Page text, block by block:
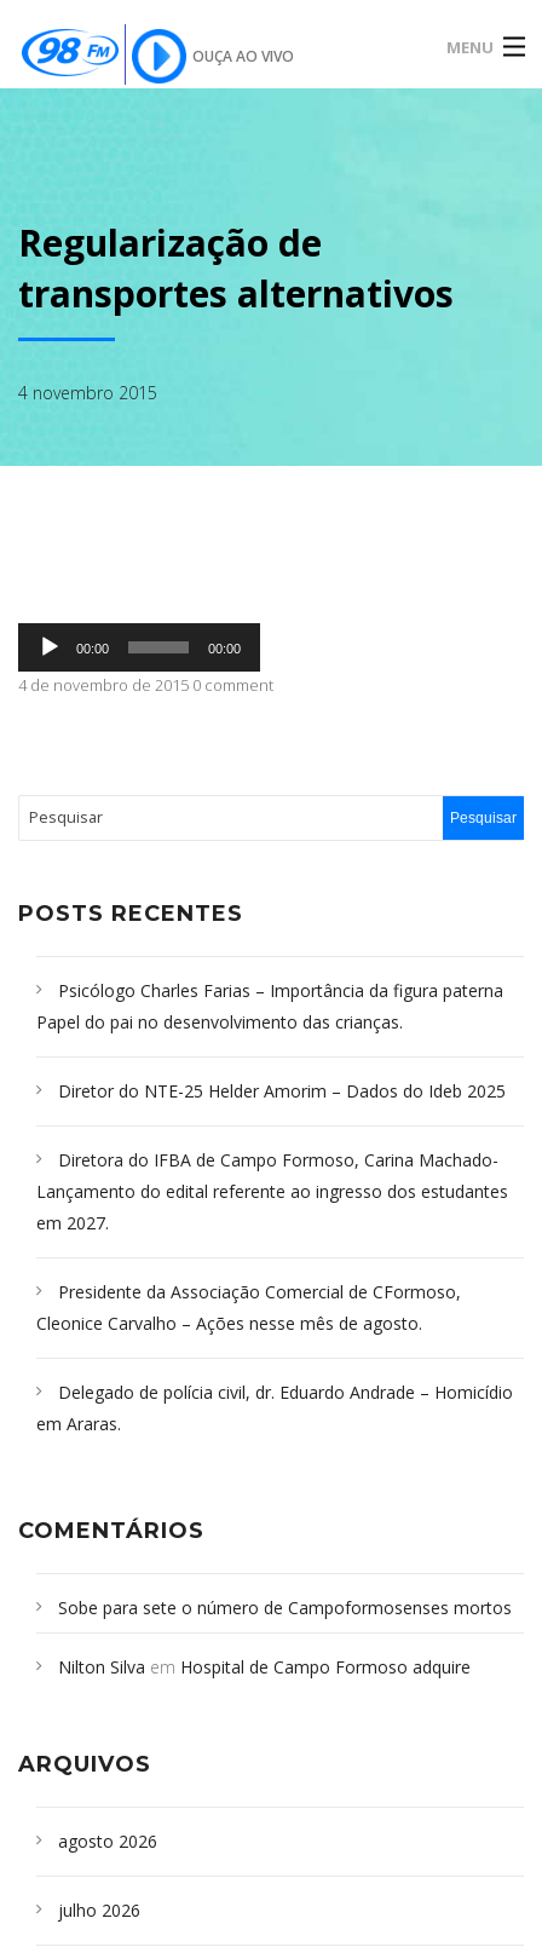
OUÇA AO VIVO MENU
SOBRE
CONTATO
Regularização de
transportes alternativos
4 novembro 2015
Tocador
áudio
00:00 00:00
4 de novembro de 2015 0 comment
POSTS RECENTES
Psicólogo Charles Farias – Importância da figura paterna
Papel do pai no desenvolvimento das crianças.
Diretor do NTE-25 Helder Amorim – Dados do Ideb 2025
Diretora do IFBA de Campo Formoso, Carina Machado-
Lançamento do edital referente ao ingresso dos estudantes
em 2027.
Presidente da Associação Comercial de CFormoso,
Cleonice Carvalho – Ações nesse mês de agosto.
Delegado de polícia civil, dr. Eduardo Andrade – Homicídio
em Araras.
COMENTÁRIOS
Sobe para sete o número de Campoformosenses mortos
Campoformosenses que morreram em desabamentos são
Nilton Silva em Hospital de Campo Formoso adquire
ARQUIVOS
agosto 2026
julho 2026